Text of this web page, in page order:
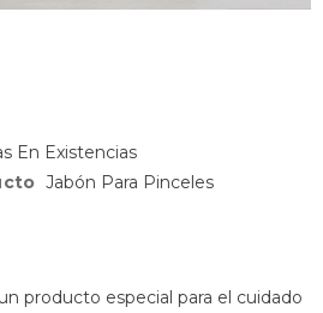
En Existencias
Jabón Para Pinceles
producto especial para el cuidado